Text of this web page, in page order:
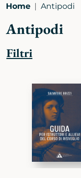
Home Antipodi
Antipodi
Filtri